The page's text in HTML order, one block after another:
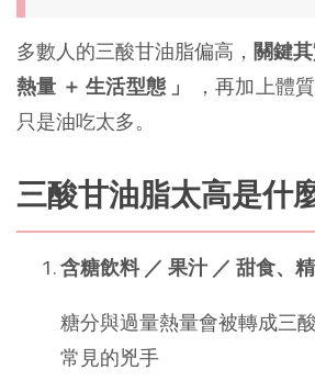
多數人的三酸甘油脂偏高， 關鍵
熱量 ＋ 生活型態 」
，再加上體
只是油吃太多。
三酸甘油脂太高是什
含糖飲料 ／ 果汁 ／ 甜食、
糖分與過量熱量會被轉成三
常見的兇手